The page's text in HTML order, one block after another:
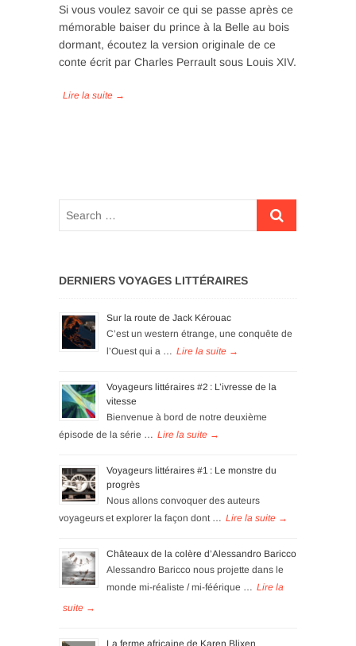
Si vous voulez savoir ce qui se passe après ce
mémorable baiser du prince à la Belle au bois
dormant, écoutez la version originale de ce
conte écrit par Charles Perrault sous Louis XIV.
DERNIERS VOYAGES LITTÉRAIRES
Sur la route de Jack Kérouac
C’est un western étrange, une conquête de
l’Ouest qui a …
Voyageurs littéraires #2 : L’ivresse de la
vitesse
Bienvenue à bord de notre deuxième
épisode de la série …
Voyageurs littéraires #1 : Le monstre du
progrès
Nous allons convoquer des auteurs
voyageurs et explorer la façon dont …
Châteaux de la colère d’Alessandro Baricco
Alessandro Baricco nous projette dans le
monde mi-réaliste / mi-féérique …
La ferme africaine de Karen Blixen